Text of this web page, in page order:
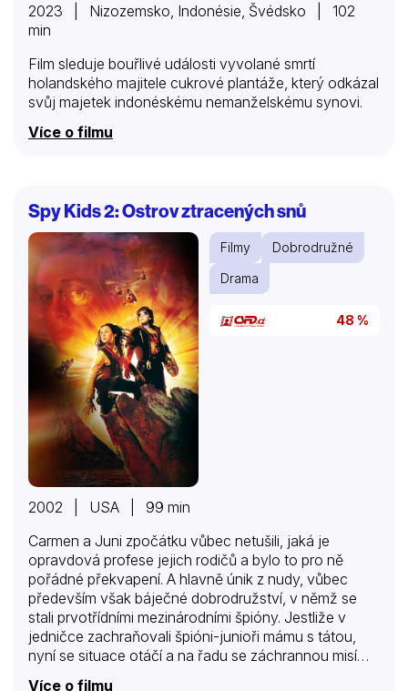
2023 | Nizozemsko, Indonésie, Švédsko | 102
min
Film sleduje bouřlivé události vyvolané smrtí
holandského majitele cukrové plantáže, který odkázal
svůj majetek indonéskému nemanželskému synovi.
Více o filmu
Spy Kids 2: Ostrov ztracených snů
Filmy
Dobrodružné
Drama
48 %
2002 | USA | 99 min
Carmen a Juni zpočátku vůbec netušili, jaká je
opravdová profese jejich rodičů a bylo to pro ně
pořádné překvapení. A hlavně únik z nudy, vůbec
především však báječné dobrodružství, v němž se
stali prvotřídními mezinárodními špióny. Jestliže v
jedničce zachraňovali špióni-junioři mámu s tátou,
nyní se situace otáčí a na řadu se záchrannou misí
přichází agenti-rodiče, Gregorio a Ingrid. Osud celého
Více o filmu